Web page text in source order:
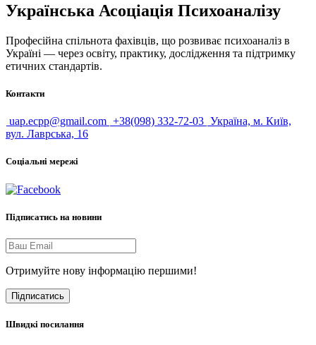
Українська Асоціація Психоаналізу
Професійна спільнота фахівців, що розвиває психоаналіз в
Україні — через освіту, практику, дослідження та підтримку
етичних стандартів.
Контакти
uap.ecpp@gmail.com +38(098) 332-72-03 Україна, м. Київ,
вул. Лаврська, 16
Соціальні мережі
Підписатись на новини
Отримуйте нову інформацію першими!
Підписатись
Швидкі посилання